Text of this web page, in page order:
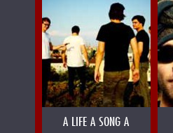
A LIFE A SONG A